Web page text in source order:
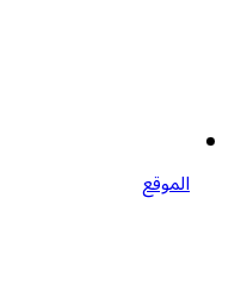
الموقع